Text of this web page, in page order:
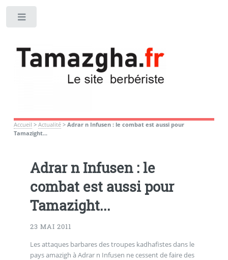
Accueil > Actualité> Adrar n Infusen : le combat est aussi pour
Tamazight...
Adrar n Infusen : le
combat est aussi pour
Tamazight...
23 MAI 2011
Les attaques barbares des troupes kadhafistes dans le
pays amazigh à Adrar n Infusen ne cessent de faire des